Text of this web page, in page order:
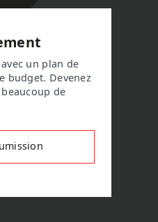
un plan de
budget. Devenez
de